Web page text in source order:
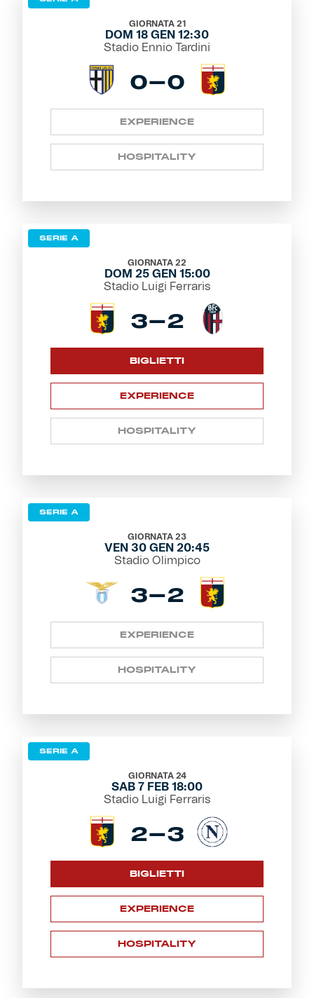
GIORNATA 21
DOM 18 GEN 12:30
Stadio Ennio Tardini
0-0
EXPERIENCE
HOSPITALITY
SERIE A
GIORNATA 22
DOM 25 GEN 15:00
Stadio Luigi Ferraris
3-2
BIGLIETTI
EXPERIENCE
HOSPITALITY
SERIE A
GIORNATA 23
VEN 30 GEN 20:45
Stadio Olimpico
3-2
EXPERIENCE
HOSPITALITY
SERIE A
GIORNATA 24
SAB 7 FEB 18:00
Stadio Luigi Ferraris
2-3
BIGLIETTI
EXPERIENCE
HOSPITALITY